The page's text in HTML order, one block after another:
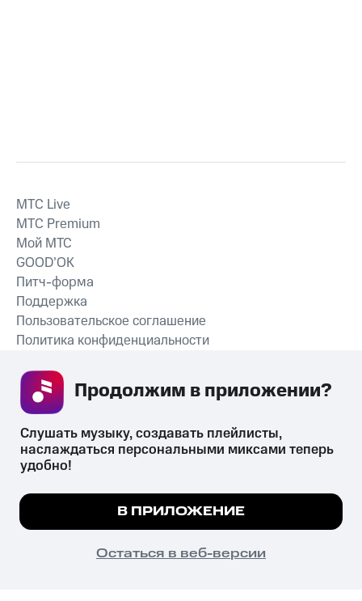
СКАЧАТЬ ПРИЛОЖЕНИЕ
MTС Live
MTС Premium
Мой МТС
GOOD’OK
Питч-форма
Поддержка
Пользовательское соглашение
Политика конфиденциальности
психотропных веществ, их аналогов причиняет вред здоровью,
их незаконный оборот запрещён и влечёт установленную
законодательством ответственность.
© 2026 ООО «КИОН».
Все права защищены
Мы используем куки, чтобы на сайте все
Подробнее
ПОНЯТНО
Слушать музыку, создавать плейлисты,
наслаждаться персональными миксами теперь
удобно!
В ПРИЛОЖЕНИЕ
Остаться в веб-версии